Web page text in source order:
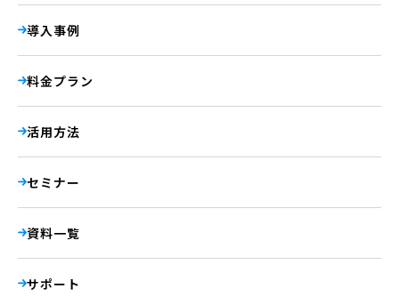
導入事例
料金プラン
活用方法
セミナー
資料一覧
サポート